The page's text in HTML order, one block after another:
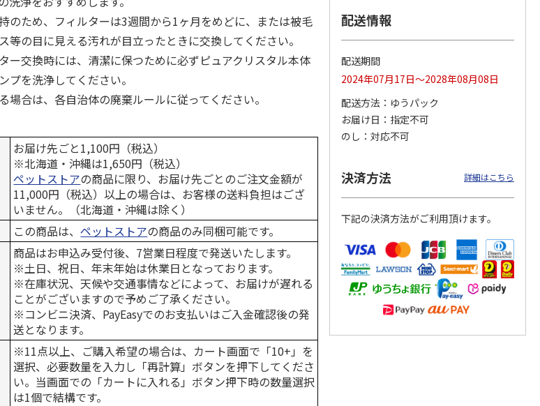
医師開発 ニオイ
とる砂専用 猫ト
レ ナチュラルグ
円
料別・税込)
デオトイレ 飛び散
らない消臭・抗菌サ
ンド 4L
1,320円
(送料別・税込)
無添加良品 カムカ
ムデンタルコーン
ぐるぐるボーン型 S
470円
銀のスプーン パウ
チ 健康に育つ子ね
こ用 まぐろ・かつ
120円
ペット線香 虹のか
なた フルーティフ
ローラルの香り
590円
(送料別・税込)
えBOX とりささ…
380円
(送料別・税込)
のため、フィルターは3週間から1ヶ月をめどに、または被毛
等の目に見える汚れが目立ったときに交換してください。
ー交換時には、清潔に保つために必ずピュアクリスタル本体
プを洗浄してください。
場合は、各自治体の廃棄ルールに従ってください。
お届け先ごと1,100円（税込）
※北海道・沖縄は1,650円（税込）
ペットストアの商品に限り、お届け先ごとのご注文金額が
11,000円（税込）以上の場合は、お客様の送料負担はござ
いません。（北海道・沖縄は除く）
この商品は、ペットストアの商品のみ同梱可能です。
商品はお申込み受付後、7営業日程度で発送いたします。
※土日、祝日、年末年始は休業日となっております。
※在庫状況、天候や交通事情などによって、お届けが遅れる
ことがございますので予めご了承ください。
※コンビニ決済、PayEasyでのお支払いはご入金確認後の発
送となります。
※11点以上、ご購入希望の場合は、カート画面で「10+」を
選択、必要数量を入力し「再計算」ボタンを押下してくださ
い。当画面での「カートに入れる」ボタン押下時の数量選択
は1個で結構です。
配送情報
配送期間
2024年07月17日～2028年08月08日
配送方法
ゆうパック
お届け日
指定不可
のし
対応不可
決済方法 詳細はこちら
下記の決済方法がご利用頂けます。